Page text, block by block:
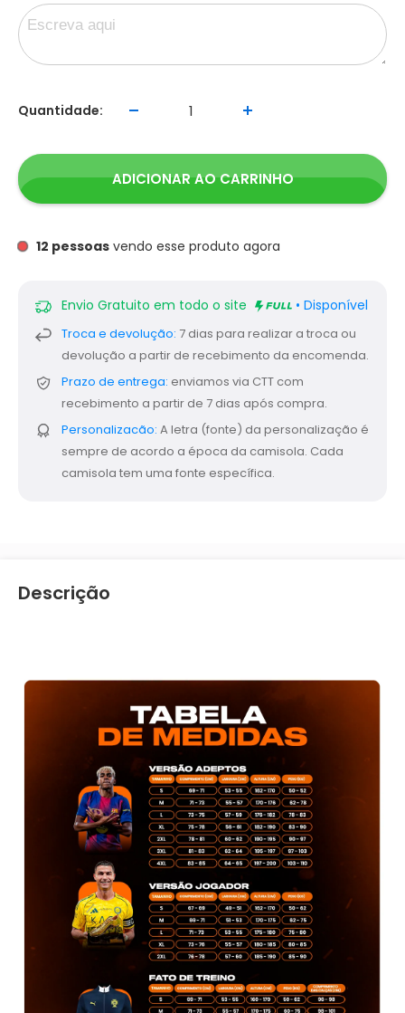
Quantidade:
ADICIONAR AO CARRINHO
12 pessoas vendo esse produto agora
Envio Gratuito em todo o site • Disponível
Troca e devolução: 7 dias para realizar a troca ou
devolução a partir de recebimento da encomenda.
Prazo de entrega: enviamos via CTT com
recebimento a partir de 7 dias após compra.
Personalizacão: A letra (fonte) da personalização é
sempre de acordo a época da camisola. Cada
camisola tem uma fonte específica.
Descrição